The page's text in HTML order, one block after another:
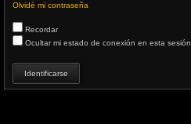
Olvidé mi contraseña
Recordar
Ocultar mi estado de conexión en esta sesión